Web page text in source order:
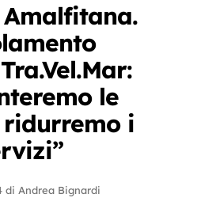
le
i
di Andrea Bignardi